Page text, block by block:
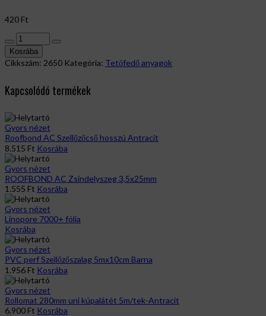
420 Ft
Tetőléc
fenyő
3x5
cm
mennyiség
Kosrába
Cikkszám: 2650 Kategória: Tetőfedő anyagok
Kapcsolódó termékek
Gyors nézet
Roofbond AC Szellőzőcső hosszú Antracit
8.515 Ft Kosrába
Gyors nézet
ROOFBOND AC Zsindelyszeg 3,5x25mm
1.555 Ft Kosrába
Gyors nézet
Linopore 7000+ fólia
Kosrába
Gyors nézet
PVC perf Szellőzőszalag 5mx10cm Barna
1.956 Ft Kosrába
Gyors nézet
Rollomat 280mm uni kúpalátét 5m/tek-Antracit
6.900 Ft Kosrába